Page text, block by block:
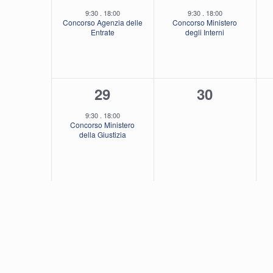
evento,
9:30 . 18:00
Concorso Agenzia delle
Entrate
evento,
9:30 . 18:00
Concorso Ministero
degli Interni
1
evento,
29
9:30 . 18:00
Concorso Ministero
della Giustizia
0
30